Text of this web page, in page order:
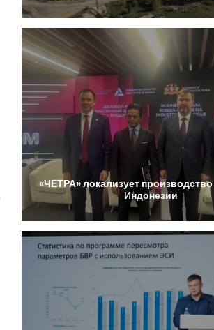
«ЧЕТРА»локализует производство
Индонезии